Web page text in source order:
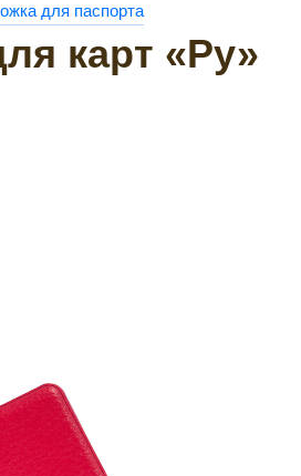
для паспорта
карт «Ру»